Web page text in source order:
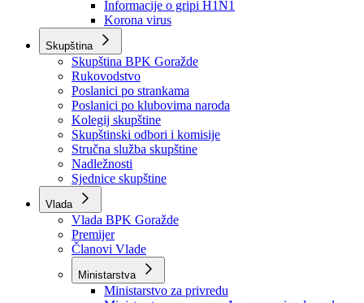
Izvještajno prognozna služba Ministarstva privrede
Izvještaj o radu
Izvještaj OC Uprave
Informacije o gripi H1N1
Korona virus
Skupština
Skupština BPK Goražde
Rukovodstvo
Poslanici po strankama
Poslanici po klubovima naroda
Kolegij skupštine
Skupštinski odbori i komisije
Stručna služba skupštine
Nadležnosti
Sjednice skupštine
Vlada
Vlada BPK Goražde
Premijer
Članovi Vlade